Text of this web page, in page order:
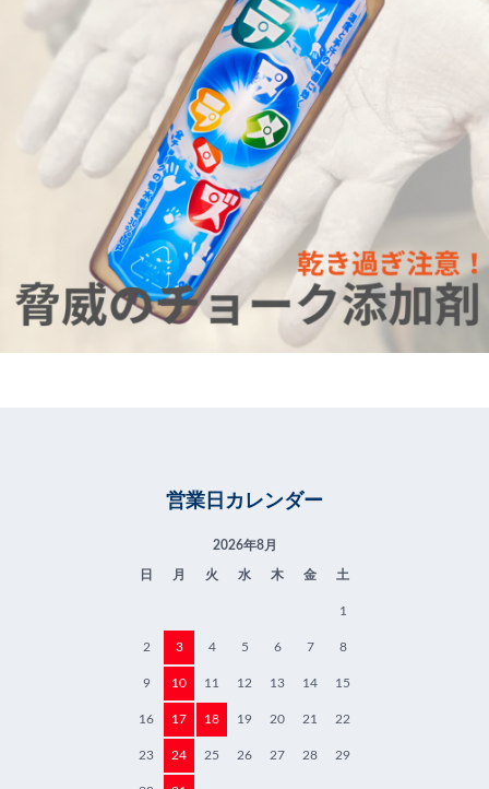
営業日カレンダー
2026年8月
日 月 火 水 木 金 土
1
2 3 4 5 6 7 8
9 10 11 12 13 14 15
16 17 18 19 20 21 22
23 24 25 26 27 28 29